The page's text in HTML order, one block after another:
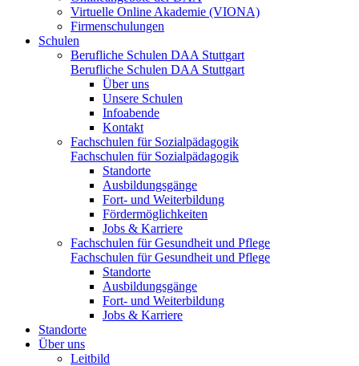
Virtuelle Online Akademie (VIONA)
Firmenschulungen
Schulen
Berufliche Schulen DAA Stuttgart
Berufliche Schulen DAA Stuttgart
Über uns
Unsere Schulen
Infoabende
Kontakt
Fachschulen für Sozialpädagogik
Fachschulen für Sozialpädagogik
Standorte
Ausbildungsgänge
Fort- und Weiterbildung
Fördermöglichkeiten
Jobs & Karriere
Fachschulen für Gesundheit und Pflege
Fachschulen für Gesundheit und Pflege
Standorte
Ausbildungsgänge
Fort- und Weiterbildung
Jobs & Karriere
Standorte
Über uns
Leitbild